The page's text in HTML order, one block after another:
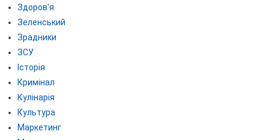
Здоров'я
Зеленський
Зрадники
ЗСУ
Історія
Кримінал
Кулінарія
Культура
Маркетинг